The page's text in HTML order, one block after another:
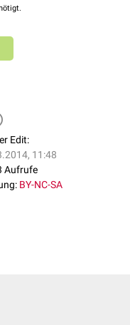
Edit:
11:48
Aufrufe
BY-NC-SA